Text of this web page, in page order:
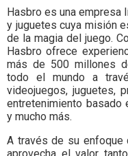
Hasbro es una empresa
y juguetes cuya misión
de la magia del juego.
Hasbro ofrece
más de 500 millones
todo el mundo a
videojuegos, juguetes,
entretenimiento basado
y mucho más.
A través de su enfoque